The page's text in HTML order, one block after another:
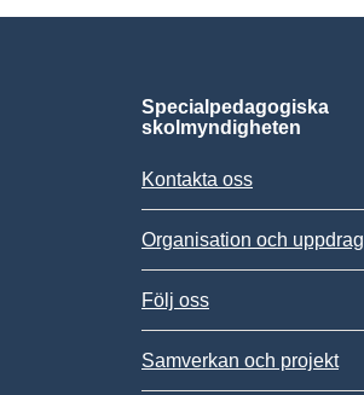
Specialpedagogiska
skolmyndigheten
Kontakta oss
Organisation och uppdrag
Följ oss
Samverkan och projekt